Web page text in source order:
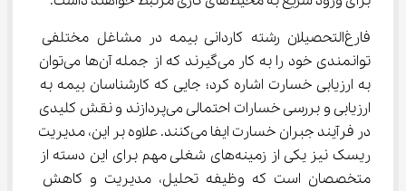
فارغ‌التحصیلان رشته کاردانی بیمه در مشاغل مختلفی
توانمندی خود را به کار می‌گیرند که از جمله آن‌ها می‌توان
به ارزیابی خسارت اشاره کرد؛ جایی که کارشناسان بیمه به
ارزیابی و بررسی خسارات احتمالی می‌پردازند و نقش کلیدی
در فرآیند جبران خسارت ایفا می‌کنند. علاوه بر این، مدیریت
ریسک نیز یکی از زمینه‌های شغلی مهم برای این دسته از
متخصصان است که وظیفه تحلیل، مدیریت و کاهش